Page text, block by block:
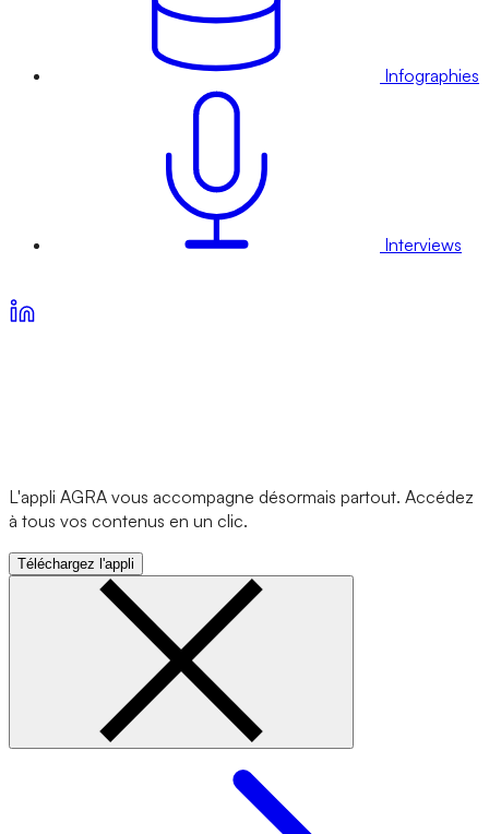
Infographies
Interviews
L'appli AGRA vous accompagne désormais partout. Accédez
à tous vos contenus en un clic.
Téléchargez l'appli